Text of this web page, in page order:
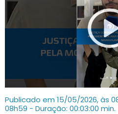
Publicado em 15/05/2026, às
08h59 - Duração: 00:03:00 min.